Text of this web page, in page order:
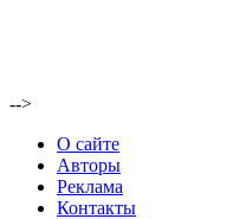
-->
О сайте
Авторы
Реклама
Контакты